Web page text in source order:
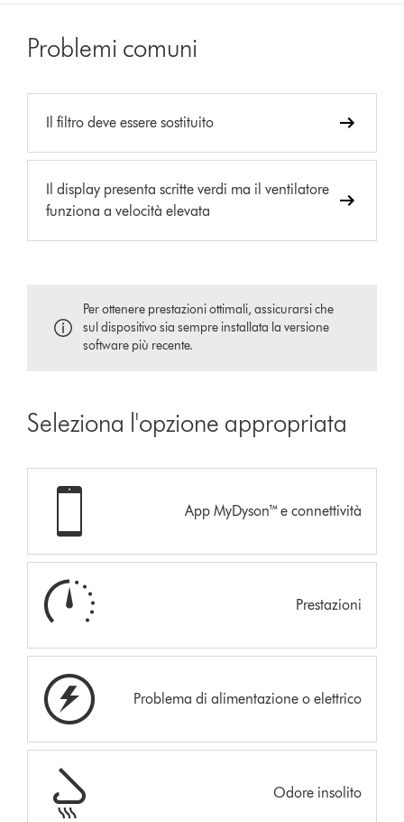
Problemi comuni
Il filtro deve essere sostituito
Il display presenta scritte verdi ma il ventilatore
funziona a velocità elevata
Per ottenere prestazioni ottimali, assicurarsi che
sul dispositivo sia sempre installata la versione
software più recente.
Seleziona l'opzione appropriata
App MyDyson™ e connettività
Prestazioni
Problema di alimentazione o elettrico
Odore insolito